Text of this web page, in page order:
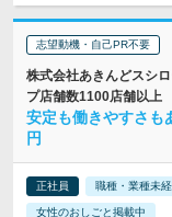
志望動機・自己PR不要
株式会社あきんどスシ
プ店舗数1100店舗以上
安定も働きやすさ
円
正社員 職種・業種未
女性のおしごと掲載中